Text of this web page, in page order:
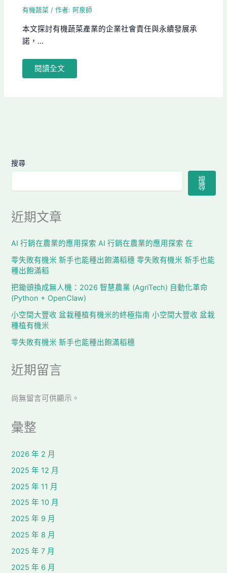
有機蔬菜 / 作者: 阿泉師
本文探討有機蔬菜產業的企業社會責任與永續發展承
諾，...
閱讀全文
搜尋
搜
尋
近期文章
AI 行銷在農業的應用探索 AI 行銷在農業的應用探索 在
零失敗有機米 新手也能種出飽滿稻穗 零失敗有機米 新手也能
種出飽滿稻
把鋤頭換成無人機：2026 智慧農業 (AgriTech) 自動化革命
(Python + OpenClaw)
小空間大豐收 盆栽種植有機米的終極指南 小空間大豐收 盆栽
種植有機米
零失敗有機米 新手也能種出飽滿稻穗
近期留言
尚無留言可供顯示。
彙整
2026 年 2 月
2025 年 12 月
2025 年 11 月
2025 年 10 月
2025 年 9 月
2025 年 8 月
2025 年 7 月
2025 年 6 月